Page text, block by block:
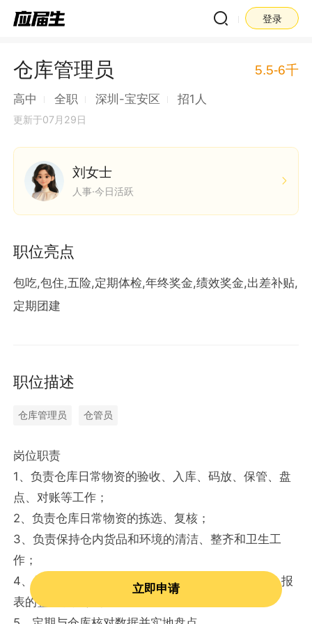
登录
仓库管理员 5.5-6千
高中 全职 深圳-宝安区 招1人
更新于07月29日
刘女士
人事·今日活跃
职位亮点
包吃,包住,五险,定期体检,年终奖金,绩效奖金,出差补贴,
定期团建
职位描述
仓库管理员 仓管员
岗位职责
1、负责仓库日常物资的验收、入库、码放、保管、盘
点、对账等工作；
2、负责仓库日常物资的拣选、复核；
3、负责保持仓内货品和环境的清洁、整齐和卫生工
作；
4、信息系统数据的录入、填写和传递，相关单证、报
表的整理和归档；
立即申请